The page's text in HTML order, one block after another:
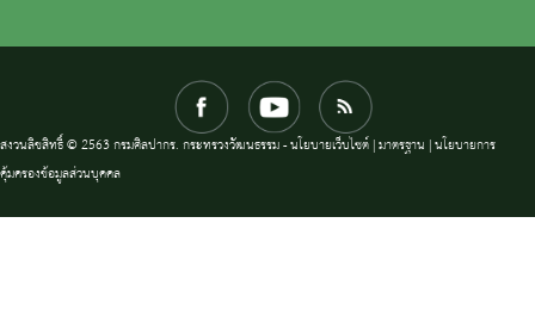
สงวนลิขสิทธิ์ © 2563 กรมศิลปากร. กระทรวงวัฒนธรรม -นโยบายเว็บไซต์|มาตรฐาน |นโยบายการ
คุ้มครองข้อมูลส่วนบุคคล